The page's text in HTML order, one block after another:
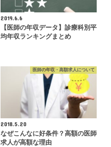
2019.6.6
【医師の年収データ】診療科別平
均年収ランキングまとめ
医師の年収・高額求人について
2018.5.20
なぜこんなに好条件？高額の医師
求人が高額な理由